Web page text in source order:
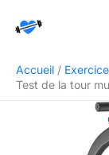
Accueil
Test de la tour